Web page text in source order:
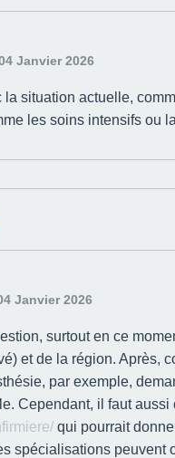
Janvier 2026
situation actuelle,
les soins intensifs ou
Janvier 2026
surtout en ce
et de la région. Après,
par exemple,
Cependant, il faut
qui pourrait
spécialisations peuvent